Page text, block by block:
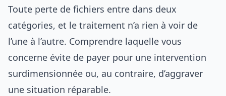
Toute perte de fichiers entre dans deux
catégories, et le traitement n’a rien à voir de
l’une à l’autre. Comprendre laquelle vous
concerne évite de payer pour une intervention
surdimensionnée ou, au contraire, d’aggraver
une situation réparable.